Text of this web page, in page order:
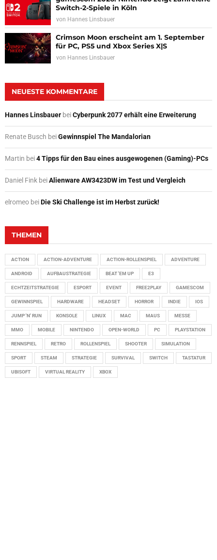
Switch-2-Spiele in Köln
von Hannes Linsbauer
Crimson Moon erscheint am 1. September
für PC, PS5 und Xbox Series X|S
von Hannes Linsbauer
NEUESTE KOMMENTARE
Hannes Linsbauer beiCyberpunk 2077 erhält eine Erweiterung
Renate Busch beiGewinnspiel The Mandalorian
Martin bei4 Tipps für den Bau eines ausgewogenen (Gaming)-PCs
Daniel Fink beiAlienware AW3423DW im Test und Vergleich
elromeo beiDie Ski Challenge ist im Herbst zurück!
THEMEN
ACTION ACTION-ADVENTURE ACTION-ROLLENSPIEL ADVENTURE
ANDROID AUFBAUSTRATEGIE BEAT 'EM UP E3
ECHTZEITSTRATEGIE ESPORT EVENT FREE2PLAY GAMESCOM
GEWINNSPIEL HARDWARE HEADSET HORROR INDIE IOS
JUMP 'N' RUN KONSOLE LINUX MAC MAUS MESSE
MMO MOBILE NINTENDO OPEN-WORLD PC PLAYSTATION
RENNSPIEL RETRO ROLLENSPIEL SHOOTER SIMULATION
SPORT STEAM STRATEGIE SURVIVAL SWITCH TASTATUR
UBISOFT VIRTUAL REALITY XBOX